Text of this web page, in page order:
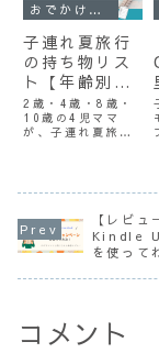
おでかけ・旅行
子連れ夏旅行
の持ち物リス
ト【年齢別】
忘れ物ゼロ完
全ガイド
2歳・4歳・8歳・
10歳の4児ママ
が、子連れ夏旅行
中症対策、海・プ
を防ぐ荷造りのコ
ツまでまとめまし
た。
【レビュ
Kindle
を使って
コメント